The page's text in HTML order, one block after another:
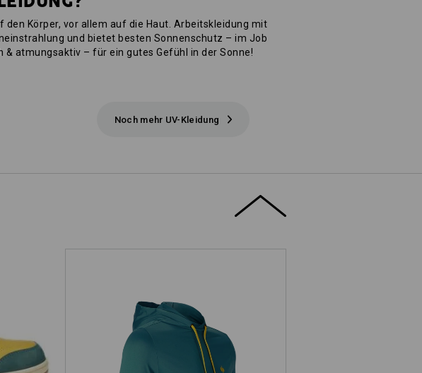
Körper, vor allem auf die Haut. Arbeitskleidung mit
und bietet besten Sonnenschutz – im Job
atmungsaktiv – für ein gutes Gefühl in der Sonne!
Noch mehr UV-Kleidung